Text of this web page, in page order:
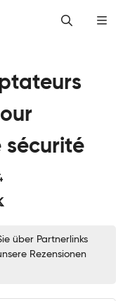
sécurité
über Partnerlinks
Rezensionen